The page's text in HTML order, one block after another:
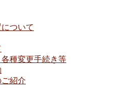
ついて
種変更手続き等
紹介